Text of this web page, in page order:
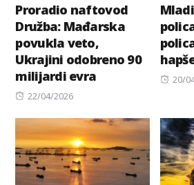
Proradio naftovod
Družba: Mađarska
povukla veto,
Ukrajini odobreno 90
milijardi evra
Posted
22/04/2026
20/